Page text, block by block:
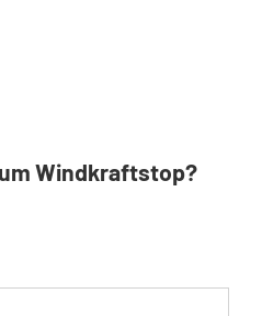
Windkraftstop?